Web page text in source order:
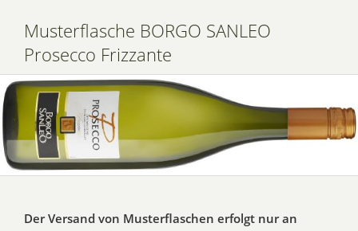
Musterflasche BORGO SANLEO
Prosecco Frizzante
Der Versand von Musterflaschen erfolgt nur an